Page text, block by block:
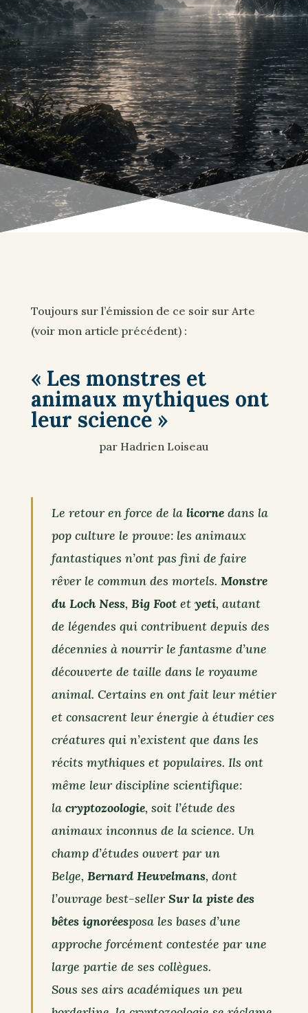
Toujours sur l’émission de ce soir sur Arte
(voir mon article précédent) :
« Les monstres et
animaux mythiques ont
leur science »
par Hadrien Loiseau
Le retour en force de lalicornedans la
pop culture le prouve: les animaux
fantastiques n’ont pas fini de faire
rêver le commun des mortels. Monstre
du Loch Ness, Big Foot etyeti, autant
de légendes qui contribuent depuis des
décennies à nourrir le fantasme d’une
découverte de taille dans le royaume
animal. Certains en ont fait leur métier
et consacrent leur énergie à étudier ces
créatures qui n’existent que dans les
récits mythiques et populaires. Ils ont
même leur discipline scientifique:
lacryptozoologie, soit l’étude des
animaux inconnus de la science. Un
champ d’études ouvert par un
Belge, Bernard Heuvelmans, dont
l’ouvrage best-sellerSur la piste des
bêtes ignoréesposa les bases d’une
approche forcément contestée par une
large partie de ses collègues.
Sous ses airs académiques un peu